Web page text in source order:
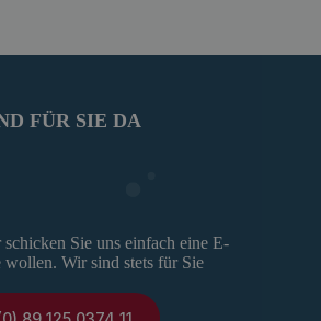
FÜR SIE DA
Sie uns einfach eine E-
Wir sind stets für Sie